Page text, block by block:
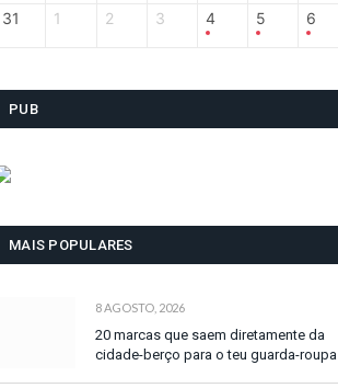
31 1 2 3 4 5 6
PUB
MAIS POPULARES
8 AGOSTO, 2026
20 marcas que saem diretamente da
cidade-berço para o teu guarda-roupa